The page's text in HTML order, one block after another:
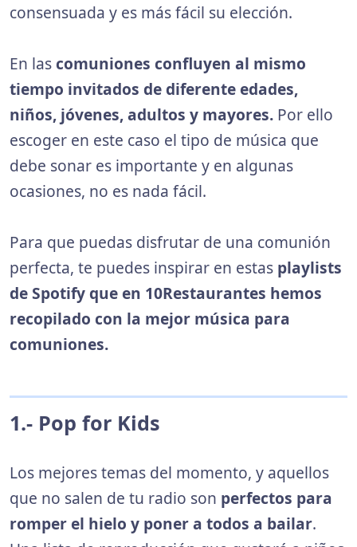
consensuada y es más fácil su elección.
En las comuniones confluyen al mismo
tiempo invitados de diferente edades,
niños, jóvenes, adultos y mayores. Por ello
escoger en este caso el tipo de música que
debe sonar es importante y en algunas
ocasiones, no es nada fácil.
Para que puedas disfrutar de una comunión
perfecta, te puedes inspirar en estas playlists
de Spotify que en 10Restaurantes hemos
recopilado con la mejor música para
comuniones.
1.- Pop for Kids
Los mejores temas del momento, y aquellos
que no salen de tu radio son perfectos para
romper el hielo y poner a todos a bailar.